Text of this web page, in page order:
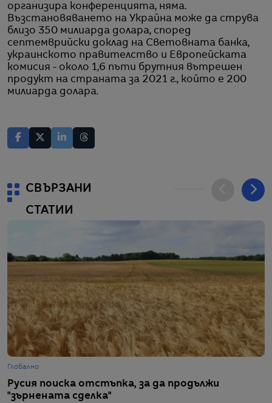
организира конференцията, няма.
Възстановяването на Украйна може да струва
близо 350 милиарда долара, според
септемврийски доклад на Световната банка,
украинското правителство и Европейската
комисия - около 1,6 пъти брутния вътрешен
продукт на страната за 2021 г., който е 200
милиарда долара.
СВЪРЗАНИ
СТАТИИ
Глобално
Русия поиска отстъпка, за да продължи
"зърнената сделка"